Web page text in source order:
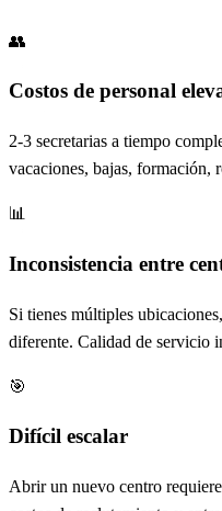
👥
Costos de personal
2-3 secretarias a tiempo
vacaciones, bajas, formación,
📊
Inconsistencia entre
Si tienes múltiples
diferente. Calidad de servicio
🎯
Difícil escalar
Abrir un nuevo centro